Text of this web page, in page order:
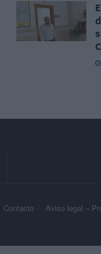
Contacto Aviso legal –